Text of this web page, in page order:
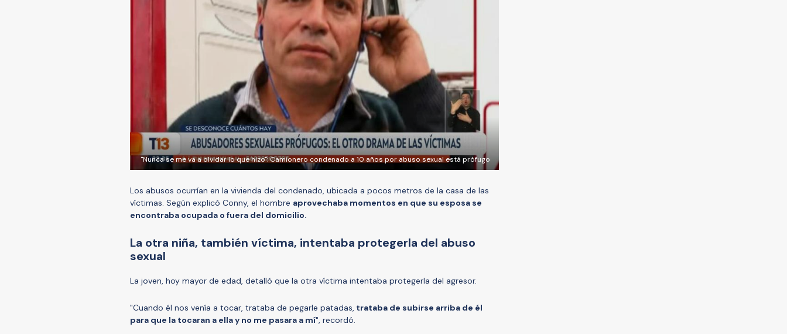
"Nunca se me va a olvidar lo que hizo": Camionero condenado a 10 años por abuso sexual está prófugo
Los abusos ocurrían en la vivienda del condenado, ubicada a pocos metros de la casa de las
víctimas. Según explicó Conny, el hombre aprovechaba momentos en que su esposa se
encontraba ocupada o fuera del domicilio.
La otra niña, también víctima, intentaba protegerla del abuso
sexual
La joven, hoy mayor de edad, detalló que la otra víctima intentaba protegerla del agresor.
"Cuando él nos venía a tocar, trataba de pegarle patadas, trataba de subirse arriba de él
para que la tocaran a ella y no me pasara a mí", recordó.